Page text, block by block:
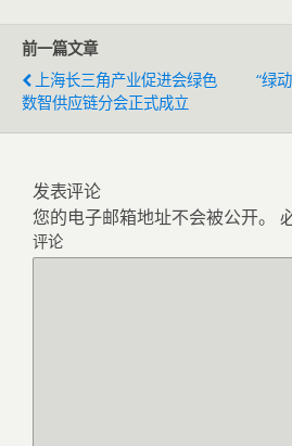
前一篇文章
上海长三角产业促进会绿色
数智供应链分会正式成立
“绿
发表评论
您的电子邮箱地址不会被公开。
评论